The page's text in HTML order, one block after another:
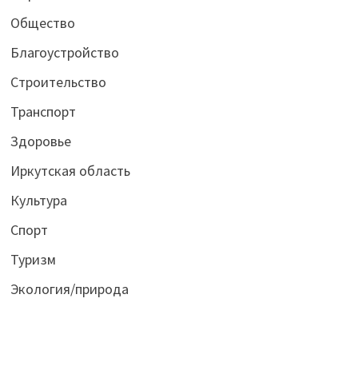
Общество
Благоустройство
Строительство
Транспорт
Здоровье
Иркутская область
Культура
Спорт
Туризм
Экология/природа